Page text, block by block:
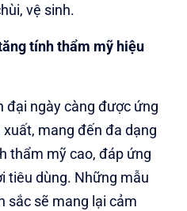
vệ sinh.
tính thẩm mỹ hiệu
đại ngày càng được ứng
mang đến đa dạng
thẩm mỹ cao, đáp ứng
tiêu dùng. Những mẫu
sắc sẽ mang lại cảm